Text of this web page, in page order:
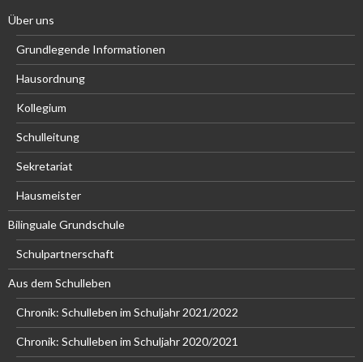
Über uns
Grundlegende Informationen
Hausordnung
Kollegium
Schulleitung
Sekretariat
Hausmeister
Bilinguale Grundschule
Schulpartnerschaft
Aus dem Schulleben
Chronik: Schulleben im Schuljahr 2021/2022
Chronik: Schulleben im Schuljahr 2020/2021